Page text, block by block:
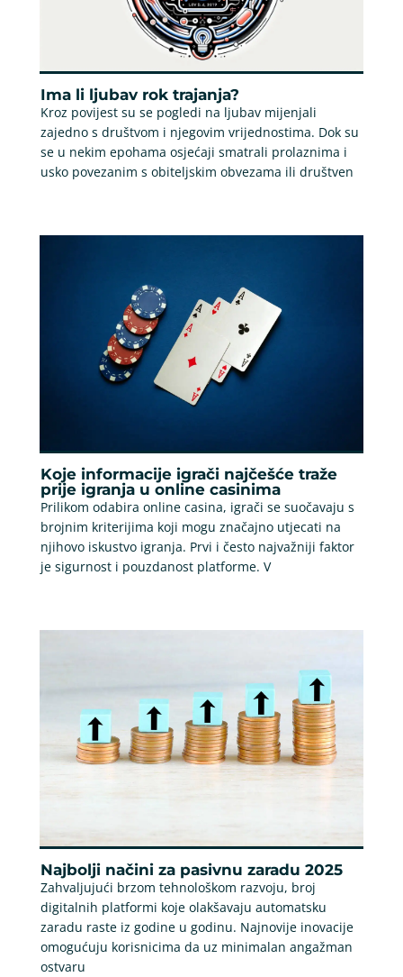
Ima li ljubav rok trajanja?
Kroz povijest su se pogledi na ljubav mijenjali
zajedno s društvom i njegovim vrijednostima. Dok su
se u nekim epohama osjećaji smatrali prolaznima i
usko povezanim s obiteljskim obvezama ili društven
Koje informacije igrači najčešće traže
prije igranja u online casinima
Prilikom odabira online casina, igrači se suočavaju s
brojnim kriterijima koji mogu značajno utjecati na
njihovo iskustvo igranja. Prvi i često najvažniji faktor
je sigurnost i pouzdanost platforme. V
Najbolji načini za pasivnu zaradu 2025
Zahvaljujući brzom tehnološkom razvoju, broj
digitalnih platformi koje olakšavaju automatsku
zaradu raste iz godine u godinu. Najnovije inovacije
omogućuju korisnicima da uz minimalan angažman
ostvaru